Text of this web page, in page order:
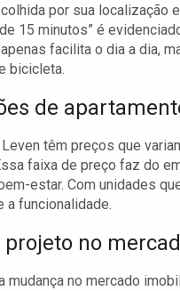
por sua localização
15 minutos” é
facilita o dia a dia,
bicicleta.
de
têm preços que
faixa de preço faz do
estar. Com unidades
a funcionalidade.
projeto no
mudança no mercado